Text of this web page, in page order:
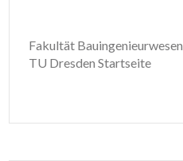
Fakultät Bauingenieurwesen
TU Dresden Startseite